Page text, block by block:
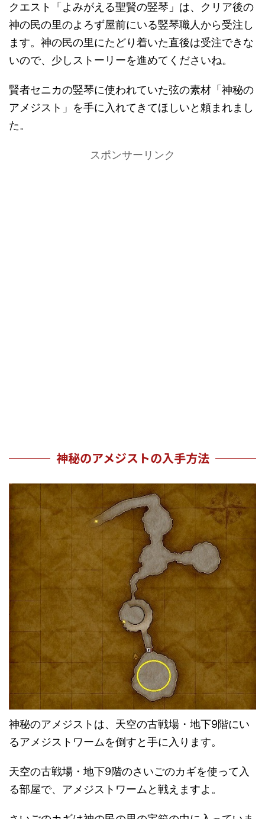
クエスト「よみがえる聖賢の竪琴」は、クリア後の
神の民の里のよろず屋前にいる竪琴職人から受注し
ます。神の民の里にたどり着いた直後は受注できな
いので、少しストーリーを進めてくださいね。
賢者セニカの竪琴に使われていた弦の素材「神秘の
アメジスト」を手に入れてきてほしいと頼まれまし
た。
スポンサーリンク
神秘のアメジストの入手方法
神秘のアメジストは、天空の古戦場・地下9階にい
るアメジストワームを倒すと手に入ります。
天空の古戦場・地下9階のさいごのカギを使って入
る部屋で、アメジストワームと戦えますよ。